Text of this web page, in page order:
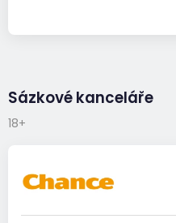
Sázkové kanceláře
18+